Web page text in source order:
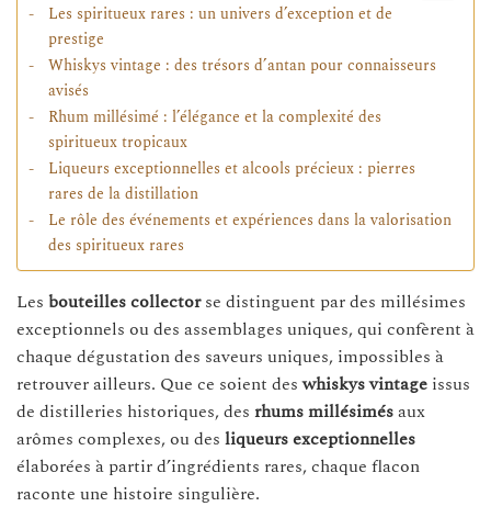
Les spiritueux rares : un univers d’exception et de
prestige
Whiskys vintage : des trésors d’antan pour connaisseurs
avisés
Rhum millésimé : l’élégance et la complexité des
spiritueux tropicaux
Liqueurs exceptionnelles et alcools précieux : pierres
rares de la distillation
Le rôle des événements et expériences dans la valorisation
des spiritueux rares
Les bouteilles collectorse distinguent par des millésimes
exceptionnels ou des assemblages uniques, qui confèrent à
chaque dégustation des saveurs uniques, impossibles à
retrouver ailleurs. Que ce soient deswhiskys vintage issus
de distilleries historiques, des rhums millésimésaux
arômes complexes, ou des liqueurs exceptionnelles
élaborées à partir d’ingrédients rares, chaque flacon
raconte une histoire singulière.